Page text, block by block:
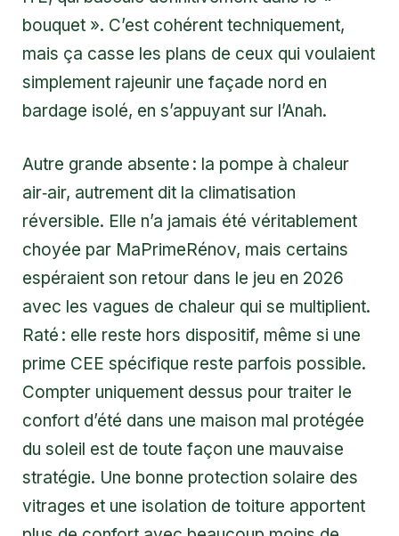
bouquet ». C’est cohérent techniquement,
mais ça casse les plans de ceux qui voulaient
simplement rajeunir une façade nord en
bardage isolé, en s’appuyant sur l’Anah.
Autre grande absente : la pompe à chaleur
air‑air, autrement dit la climatisation
réversible. Elle n’a jamais été véritablement
choyée par MaPrimeRénov, mais certains
espéraient son retour dans le jeu en 2026
avec les vagues de chaleur qui se multiplient.
Raté : elle reste hors dispositif, même si une
prime CEE spécifique reste parfois possible.
Compter uniquement dessus pour traiter le
confort d’été dans une maison mal protégée
du soleil est de toute façon une mauvaise
stratégie. Une bonne protection solaire des
vitrages et une isolation de toiture apportent